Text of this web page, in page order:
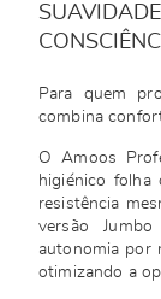
Para quem
combina
O Amoos
higiénico folha
resistência
versão
autonomia por
otimizando a